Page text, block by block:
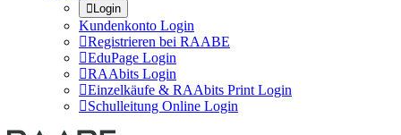
Login
Kundenkonto Login
Registrieren bei RAABE
EduPage Login
RAAbits Login
Einzelkäufe & RAAbits Print Login
Schulleitung Online Login